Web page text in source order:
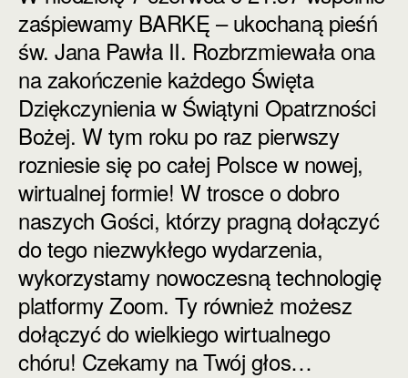
zaśpiewamy BARKĘ – ukochaną pieśń
św. Jana Pawła II. Rozbrzmiewała ona
na zakończenie każdego Święta
Dziękczynienia w Świątyni Opatrzności
Bożej. W tym roku po raz pierwszy
rozniesie się po całej Polsce w nowej,
wirtualnej formie! W trosce o dobro
naszych Gości, którzy pragną dołączyć
do tego niezwykłego wydarzenia,
wykorzystamy nowoczesną technologię
platformy Zoom. Ty również możesz
dołączyć do wielkiego wirtualnego
chóru! Czekamy na Twój głos…